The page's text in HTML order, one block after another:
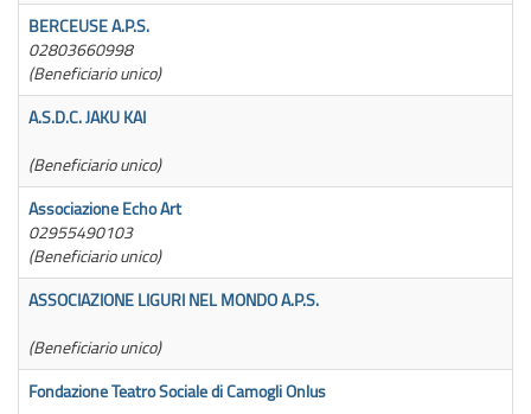
BERCEUSE A.P.S.
02803660998
(Beneficiario unico)
A.S.D.C. JAKU KAI
(Beneficiario unico)
Associazione Echo Art
02955490103
(Beneficiario unico)
ASSOCIAZIONE LIGURI NEL MONDO A.P.S.
(Beneficiario unico)
Fondazione Teatro Sociale di Camogli Onlus